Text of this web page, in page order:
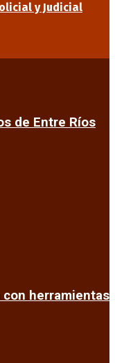
y Judicial
de Entre Ríos
herramientas